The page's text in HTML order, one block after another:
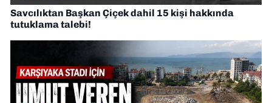
Savcılıktan Başkan Çiçek dahil 15 kişi hakkında
tutuklama talebi!